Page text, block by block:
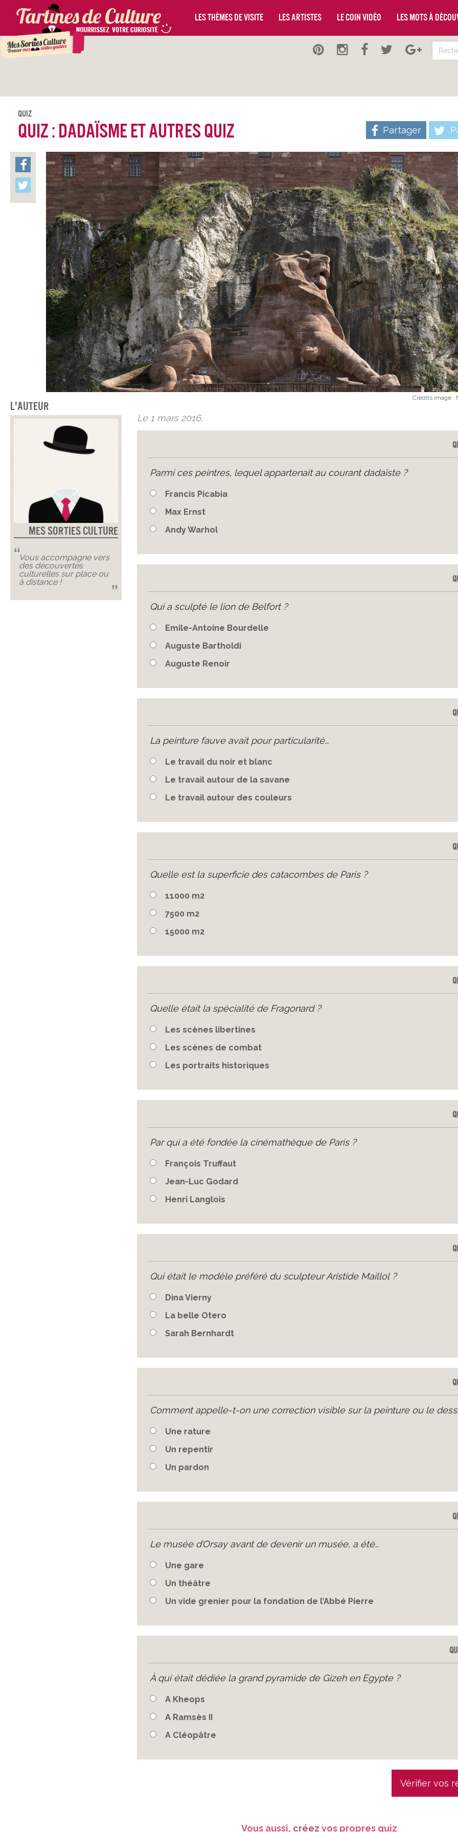
Les thèmes de visite Les artistes Le coin vidéo Les mots à
Quiz
Quiz : Dadaïsme et autres quiz Partager
Credits image :
L'auteur
Mes Sorties Culture
Vous accompagne vers
des découvertes
culturelles sur place ou
à distance !
Le 1 mars 2016,
Parmi ces peintres, lequel appartenait au courant dadaïste ?
Francis Picabia
Max Ernst
Andy Warhol
Qui a sculpté le lion de Belfort ?
Emile-Antoine Bourdelle
Auguste Bartholdi
Auguste Renoir
La peinture fauve avait pour particularité…
Le travail du noir et blanc
Le travail autour de la savane
Le travail autour des couleurs
Quelle est la superficie des catacombes de Paris ?
11000 m2
7500 m2
15000 m2
Quelle était la spécialité de Fragonard ?
Les scènes libertines
Les scènes de combat
Les portraits historiques
Par qui a été fondée la cinémathèque de Paris ?
François Truffaut
Jean-Luc Godard
Henri Langlois
Qui était le modèle préféré du sculpteur Aristide Maillol ?
Dina Vierny
La belle Otero
Sarah Bernhardt
Comment appelle-t-on une correction visible sur la peinture ou le
Une rature
Un repentir
Un pardon
Le musée d’Orsay avant de devenir un musée, a été…
Une gare
Un théâtre
Un vide grenier pour la fondation de l’Abbé Pierre
À qui était dédiée la grand pyramide de Gizeh en Egypte ?
A Kheops
A Ramsès II
A Cléopâtre
Vérifier vos
Vous aussi, créez vos propres quiz